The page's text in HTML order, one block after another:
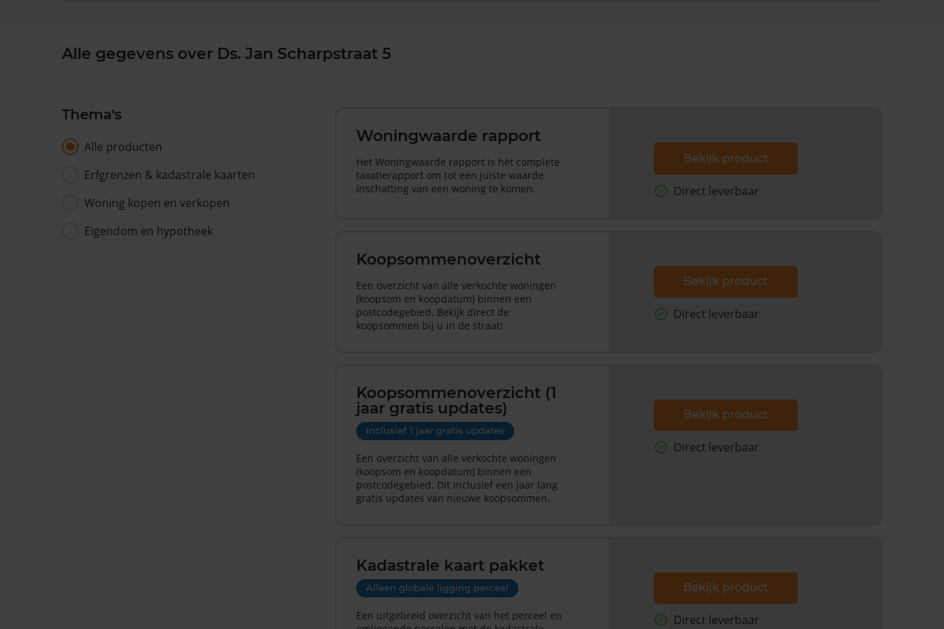
Alle gegevens over Ds. Jan Scharpstraat 5
Thema's
Alle producten
Erfgrenzen & kadastrale kaarten
Woning kopen en verkopen
Eigendom en hypotheek
Woningwaarde rapport
Het Woningwaarde rapport is hét complete
taxatierapport om tot een juiste waarde
inschatting van een woning te komen.
Bekijk product
Direct leverbaar
Koopsommenoverzicht
Een overzicht van alle verkochte woningen
(koopsom en koopdatum) binnen een
postcodegebied. Bekijk direct de
koopsommen bij u in de straat!
Bekijk product
Direct leverbaar
Koopsommenoverzicht (1
jaar gratis updates)
Inclusief 1 jaar gratis updates
Een overzicht van alle verkochte woningen
(koopsom en koopdatum) binnen een
postcodegebied. Dit inclusief een jaar lang
gratis updates van nieuwe koopsommen.
Bekijk product
Direct leverbaar
Kadastrale kaart pakket
Alleen globale ligging perceel
Een uitgebreid overzicht van het perceel en
Bekijk product
Direct leverbaar